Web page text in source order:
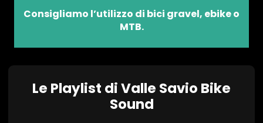
Consigliamo l’utilizzo di bici gravel, ebike o
MTB.
Le Playlist di Valle Savio Bike
Sound